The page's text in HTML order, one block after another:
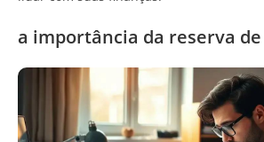
a importância da reserva